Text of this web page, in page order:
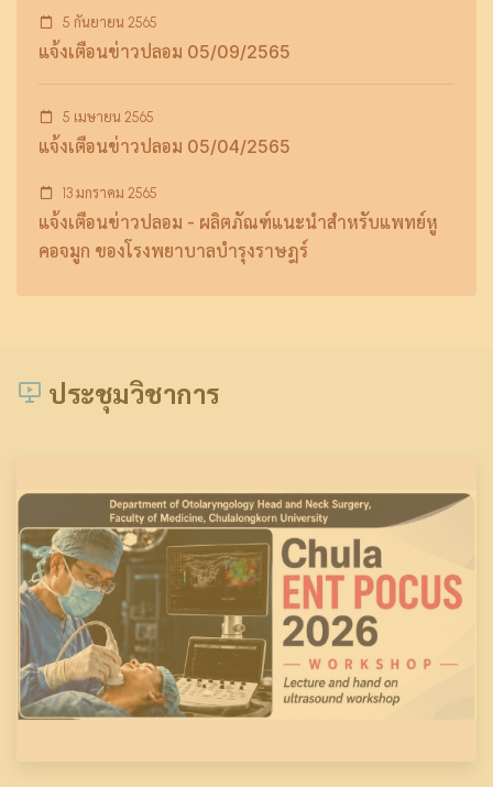
5 กันยายน 2565
แจ้งเตือนข่าวปลอม 05/09/2565
5 เมษายน 2565
แจ้งเตือนข่าวปลอม 05/04/2565
13 มกราคม 2565
แจ้งเตือนข่าวปลอม - ผลิตภัณฑ์แนะนำสำหรับแพทย์หู
คอจมูก ของโรงพยาบาลบำรุงราษฎร์
ประชุมวิชาการ